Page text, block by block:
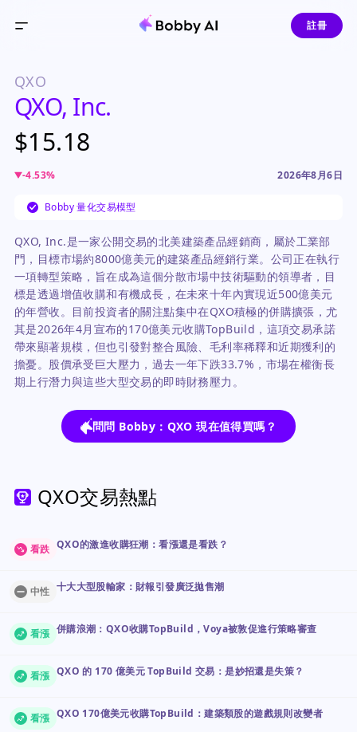
註冊
QXO
QXO, Inc.
$15.18
-4.53% 2026年8月6日
Bobby 量化交易模型
QXO, Inc.是一家公開交易的北美建築產品經銷商，屬於工業部
門，目標市場約8000億美元的建築產品經銷行業。公司正在執行
一項轉型策略，旨在成為這個分散市場中技術驅動的領導者，目
標是透過增值收購和有機成長，在未來十年內實現近500億美元
的年營收。目前投資者的關注點集中在QXO積極的併購擴張，尤
其是2026年4月宣布的170億美元收購TopBuild，這項交易承諾
帶來顯著規模，但也引發對整合風險、毛利率稀釋和近期獲利的
擔憂。股價承受巨大壓力，過去一年下跌33.7%，市場在權衡長
期上行潛力與這些大型交易的即時財務壓力。
問問 Bobby：QXO 現在值得買嗎？
QXO交易熱點
看跌 QXO的激進收購狂潮：看漲還是看跌？
中性 十大大型股輸家：財報引發廣泛拋售潮
看漲 併購浪潮：QXO收購TopBuild，Voya被敦促進行策略審查
看漲 QXO 的 170 億美元 TopBuild 交易：是妙招還是失策？
看漲 QXO 170億美元收購TopBuild：建築類股的遊戲規則改變者